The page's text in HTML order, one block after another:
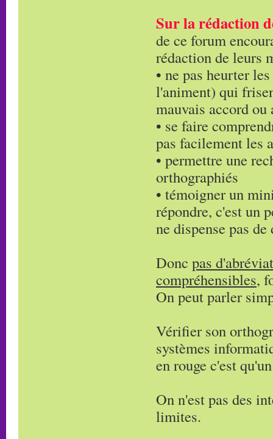
Sur la rédaction
de ce forum
rédaction de leurs
• ne pas heurter
l'animent) qui
mauvais accord
• se faire
pas facilement les
• permettre une
orthographiés
• témoigner un
répondre, c'est un
ne dispense pas
Donc pas
compréhensibles,
On peut parler
Vérifier son
systèmes
en rouge c'est
On n'est pas des
limites.